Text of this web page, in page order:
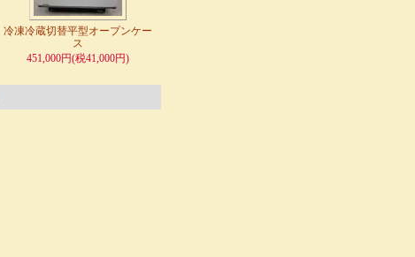
冷凍冷蔵切替平型オープンケー
ス
451,000円(税41,000円)